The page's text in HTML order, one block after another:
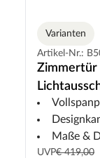
Varianten
Artikel-Nr.:
Zimmertür
Maße &
UVP€ 419,00